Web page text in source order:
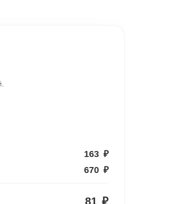
163 ₽
670 ₽
81 ₽